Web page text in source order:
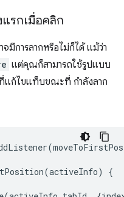
รกเมื่อคลิก
การลากหรือไม่ก็ได้ แม้ว่า
แต่คุณก็สามารถใช้รูปแบบ
ที่แก้ไขแท็บขณะที่ กำลังลาก
(
(activeInfo)
{